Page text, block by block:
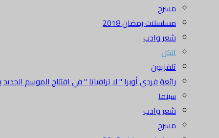
مسرح
مسلسلات رمضان 2018
شعر وادب
الكل
تلفزيون
رائعة فردي أوبرا " لا ترافياتا " في افتتاح الموسم الجديد
سينما
شعر وادب
مسرح